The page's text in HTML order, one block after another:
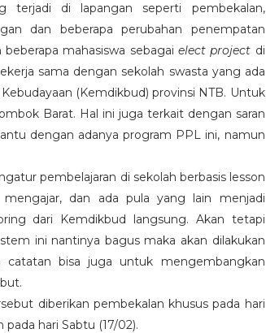
terjadi di lapangan seperti pembekalan,
dan beberapa perubahan penempatan
mahasiswa sebagaielect project di
sama dengan sekolah swasta yang ada
(Kemdikbud) provinsi NTB. Untuk
Barat. Hal ini juga terkait dengan saran
dengan adanya program PPL ini, namun
pembelajaran di sekolah berbasis lesson
dan ada pula yang lain menjadi
dari Kemdikbud langsung. Akan tetapi
ini nantinya bagus maka akan dilakukan
catatan bisa juga untuk mengembangkan
diberikan pembekalan khusus pada hari
hari Sabtu (17/02).